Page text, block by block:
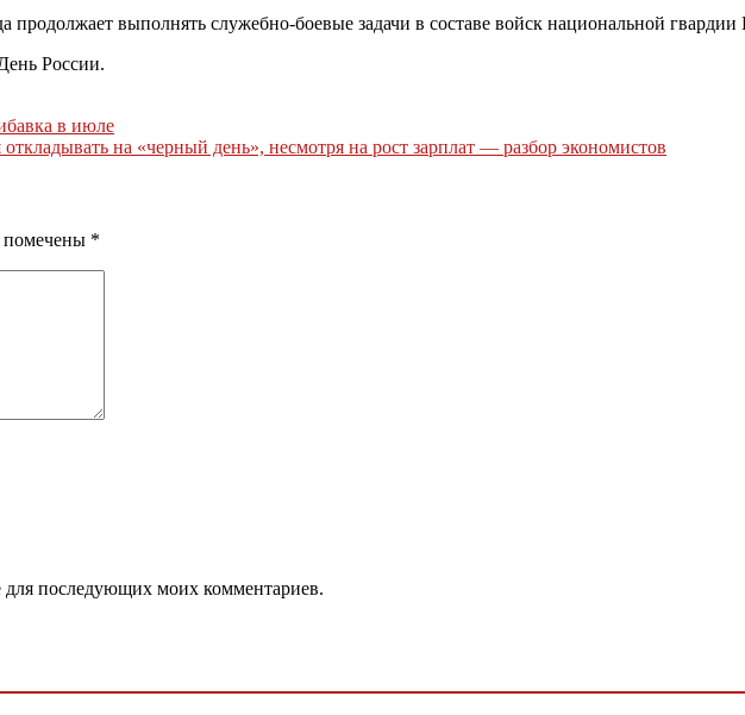
продолжает выполнять служебно-боевые задачи в составе войск национальной гвардии
России.
в июле
на «черный день», несмотря на рост зарплат — разбор экономистов
помечены *
для последующих моих комментариев.